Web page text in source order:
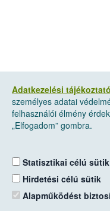
Adatkezelési
személyes adatai
felhasználói élmény
„Elfogadom” gombra.
Statisztikai célú sütik
Hirdetési célú sütik
Alapműködést